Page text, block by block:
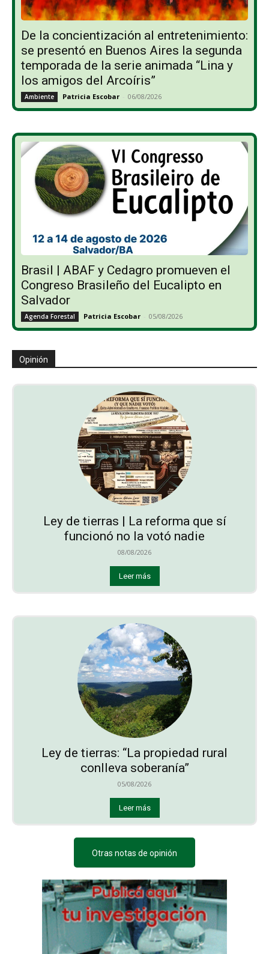
De la concientización al entretenimiento:
se presentó en Buenos Aires la segunda
temporada de la serie animada “Lina y
los amigos del Arcoíris”
Ambiente Patricia Escobar - 06/08/2026
Brasil | ABAF y Cedagro promueven el
Congreso Brasileño del Eucalipto en
Salvador
Agenda Forestal Patricia Escobar - 05/08/2026
Opinión
Ley de tierras | La reforma que sí
funcionó no la votó nadie
08/08/2026
Leer más
Ley de tierras: “La propiedad rural
conlleva soberanía”
05/08/2026
Leer más
Otras notas de opinión